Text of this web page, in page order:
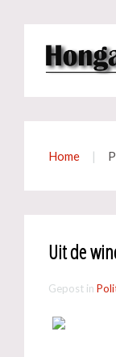
Home
Uit de
Gepost in